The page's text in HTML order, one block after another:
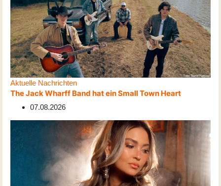
Aktuelle Nachrichten
The Jack Wharff Band hat ein Small Town Heart
07.08.2026